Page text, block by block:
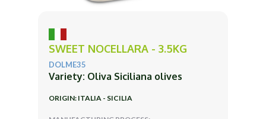
SWEET NOCELLARA - 3.5KG
DOLME35
Variety: Oliva Siciliana olives
ORIGIN: ITALIA - SICILIA